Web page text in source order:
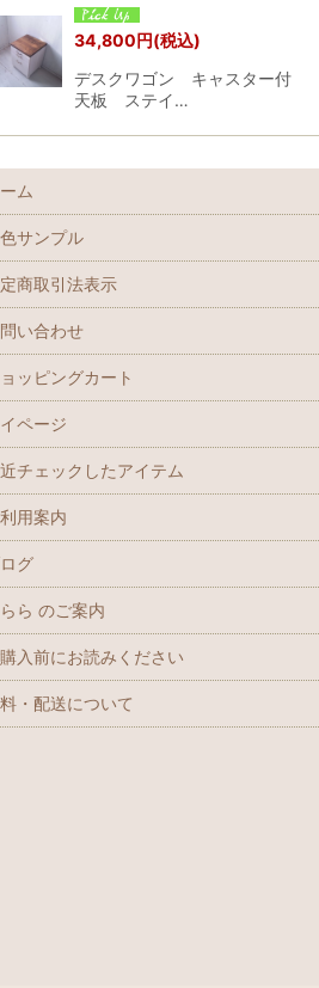
34,800円(税込)
デスクワゴン キャス
天板 ステイ…
ム
サンプル
商取引法表示
い合わせ
ッピングカート
ページ
チェックしたアイテム
用案内
グ
ら のご案内
入前にお読みください
・配送について